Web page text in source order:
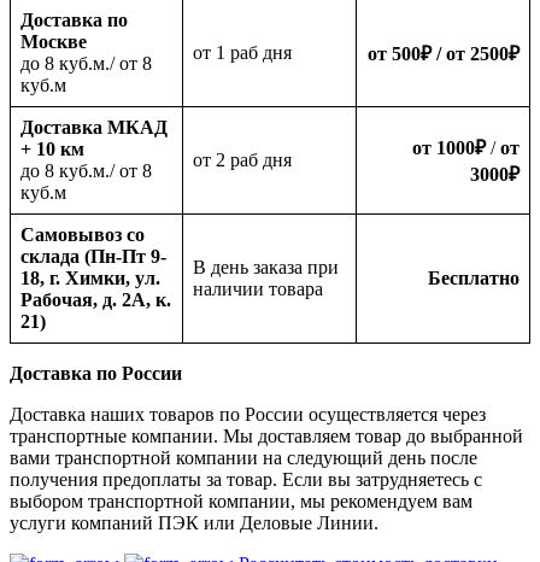
Доставка по
Москве
до 8 куб.м./ от 8
куб.м
oт 1 раб дня от 500₽/ от 2500₽
Доставка МКАД
+ 10 км
до 8 куб.м./ от 8
куб.м
oт 2 раб дня
от 1000₽/от
3000₽
Самовывоз со
склада (Пн-Пт 9-
18, г. Химки, ул.
Рабочая, д. 2А, к.
21)
В день заказа при
наличии товара
Бесплатно
Доставка по России
Доставка наших товаров по России осуществляется через
транспортные компании. Мы доставляем товар до выбранной
вами транспортной компании на следующий день после
получения предоплаты за товар. Если вы затрудняетесь с
выбором транспортной компании, мы рекомендуем вам
услуги компаний ПЭК или Деловые Линии.